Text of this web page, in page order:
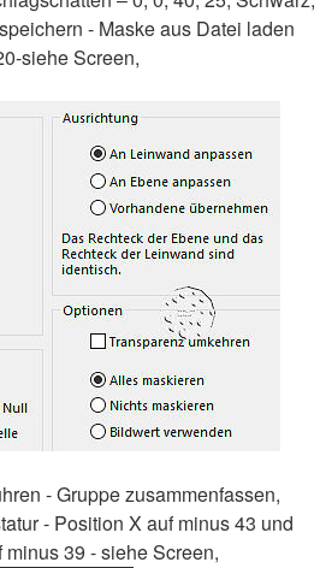
- Maske aus Datei laden
siehe Screen,
- Gruppe zusammenfassen,
- Position X auf minus 43 und
39 - siehe Screen,